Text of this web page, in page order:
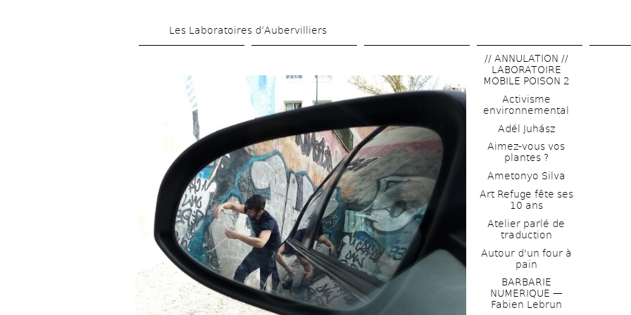
contenu
Les Laboratoires d’Aubervilliers
// ANNULATION //
LABORATOIRE
MOBILE POISON 2
Activisme
environnemental
Adél Juhász
Aimez-vous vos
plantes ?
Ametonyo Silva
Art Refuge fête ses
10 ans
Atelier parlé de
traduction
Autour d'un four à
pain
BARBARIE
NUMERIQUE —
Fabien Lebrun